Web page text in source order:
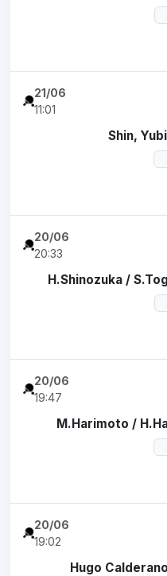
21/06
11:01
Shin,
20/06
20:33
H.Shinozuka /
20/06
19:47
M.Harimoto /
20/06
19:02
Hugo